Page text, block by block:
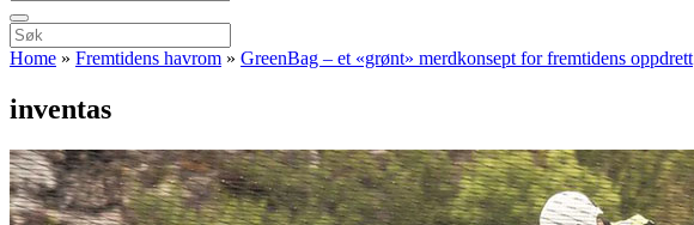
Home » Fremtidens havrom » GreenBag – et «grønt» merdkonsept for fremtidens oppdrett
inventas